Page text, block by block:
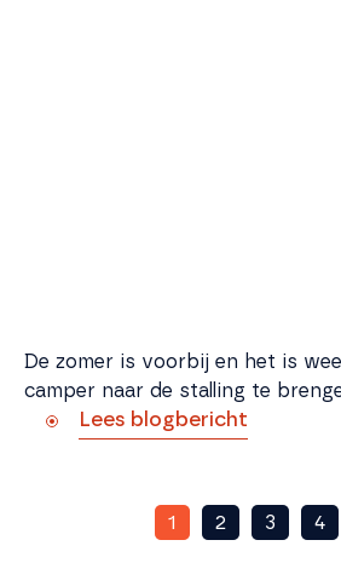
De zomer is voorbij en het is
camper naar de stalling te
Lees blogbericht
1 2 3 4